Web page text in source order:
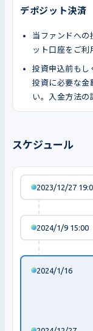
デポジット決済
当ファンドへの
ット口座をご利
投資申込前もし
投資に必要な金
い。入金方法の
スケジュール
2023/12/27
2024/1/9 15:00
2024/1/16